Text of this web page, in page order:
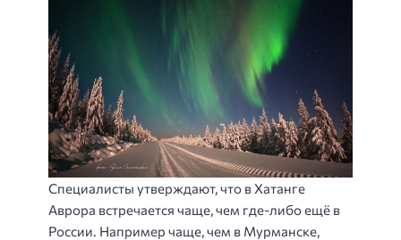
Специалисты утверждают, что в Хатанге
Аврора встречается чаще, чем где-либо ещё в
России. Например чаще, чем в Мурманске,